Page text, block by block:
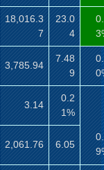
18,016.3
7
23.0
4
3,785.94
7.48
9
3.14
0.2
1%
2,061.76 6.05